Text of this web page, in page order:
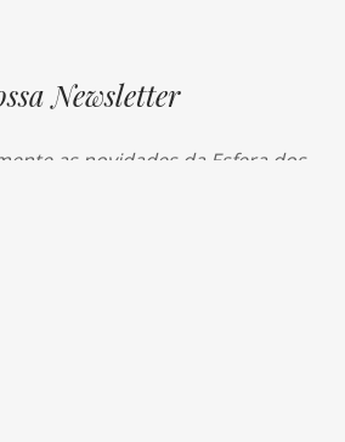
Newsletter
as novidades da Esfera dos